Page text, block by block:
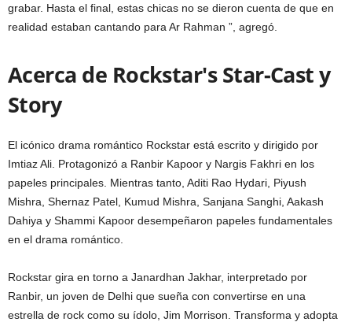
grabar. Hasta el final, estas chicas no se dieron cuenta de que en
realidad estaban cantando para Ar Rahman ”, agregó.
Acerca de Rockstar's Star-Cast y
Story
El icónico drama romántico Rockstar está escrito y dirigido por
Imtiaz Ali. Protagonizó a Ranbir Kapoor y Nargis Fakhri en los
papeles principales. Mientras tanto, Aditi Rao Hydari, Piyush
Mishra, Shernaz Patel, Kumud Mishra, Sanjana Sanghi, Aakash
Dahiya y Shammi Kapoor desempeñaron papeles fundamentales
en el drama romántico.
Rockstar gira en torno a Janardhan Jakhar, interpretado por
Ranbir, un joven de Delhi que sueña con convertirse en una
estrella de rock como su ídolo, Jim Morrison. Transforma y adopta